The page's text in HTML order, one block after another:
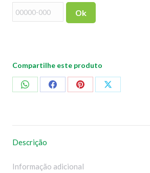
Ok
Compartilhe este produto
CompartilharCompartilharCompartilharCompartilhar
Descrição
Informação adicional